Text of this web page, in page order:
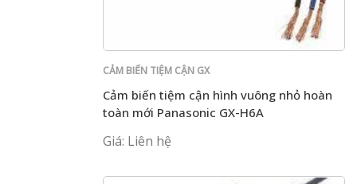
CẢM BIẾN TIỆM CẬN GX
Cảm biến tiệm cận hình vuông nhỏ hoàn
toàn mới Panasonic GX-H6A
Giá: Liên hệ